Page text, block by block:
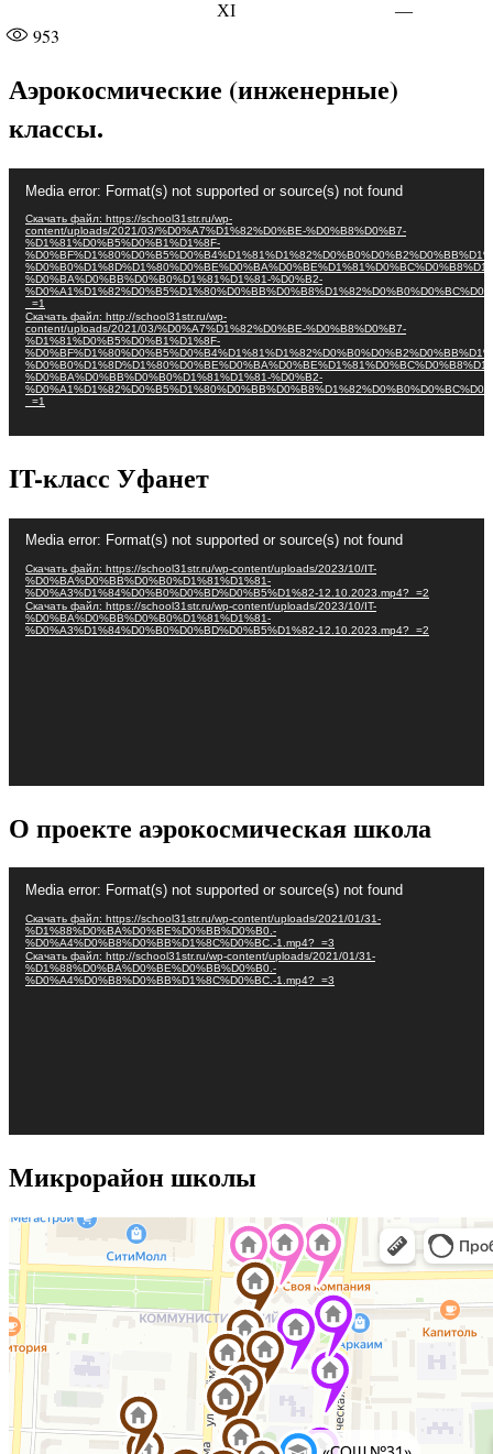
XI
—
953
Аэрокосмические (инженерные)
классы.
Media error: Format(s) not supported or source(s) not found
Скачать файл: https://school31str.ru/wp-
content/uploads/2021/03/%D0%A7%D1%82%D0%BE-%D0%B8%D0%B7-
%D1%81%D0%B5%D0%B1%D1%8F-
%D0%BA%D0%BB%D0%B0%D1%81%D1%81-%D0%B2-
_=1
Скачать файл: http://school31str.ru/wp-
content/uploads/2021/03/%D0%A7%D1%82%D0%BE-%D0%B8%D0%B7-
%D1%81%D0%B5%D0%B1%D1%8F-
%D0%BA%D0%BB%D0%B0%D1%81%D1%81-%D0%B2-
_=1
IT-класс Уфанет
Видеоплеер
Media error: Format(s) not supported or source(s) not found
Скачать файл: https://school31str.ru/wp-content/uploads/2023/10/IT-
%D0%BA%D0%BB%D0%B0%D1%81%D1%81-
%D0%A3%D1%84%D0%B0%D0%BD%D0%B5%D1%82-12.10.2023.mp4?_=2
Скачать файл: https://school31str.ru/wp-content/uploads/2023/10/IT-
%D0%BA%D0%BB%D0%B0%D1%81%D1%81-
%D0%A3%D1%84%D0%B0%D0%BD%D0%B5%D1%82-12.10.2023.mp4?_=2
О проекте аэрокосмическая школа
Видеоплеер
Media error: Format(s) not supported or source(s) not found
Скачать файл: https://school31str.ru/wp-content/uploads/2021/01/31-
%D1%88%D0%BA%D0%BE%D0%BB%D0%B0.-
%D0%A4%D0%B8%D0%BB%D1%8C%D0%BC.-1.mp4?_=3
Скачать файл: http://school31str.ru/wp-content/uploads/2021/01/31-
%D1%88%D0%BA%D0%BE%D0%BB%D0%B0.-
%D0%A4%D0%B8%D0%BB%D1%8C%D0%BC.-1.mp4?_=3
Микрорайон школы